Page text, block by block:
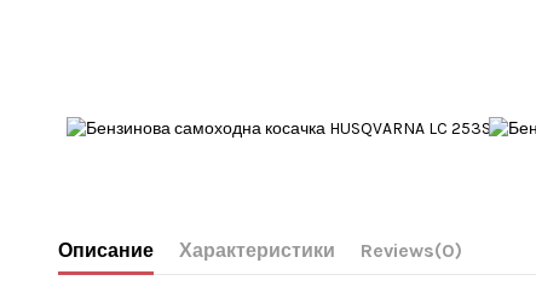
Описание Характеристики Reviews(0)